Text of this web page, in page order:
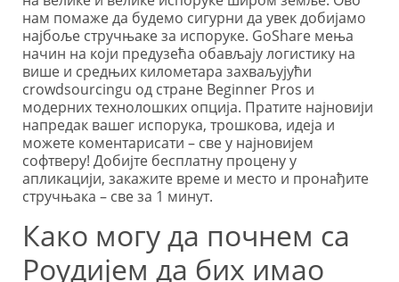
нам помаже да будемо сигурни да увек добијамо
најбоље стручњаке за испоруке. GoShare мења
начин на који предузећа обављају логистику на
више и средњих километара захваљујући
crowdsourcingu од стране Beginner Pros и
модерних технолошких опција. Пратите најновији
напредак вашег испорука, трошкова, идеја и
можете коментарисати – све у најновијем
софтверу! Добијте бесплатну процену у
апликацији, закажите време и место и пронађите
стручњака – све за 1 минут.
Како могу да почнем са
Роудијем да бих имао